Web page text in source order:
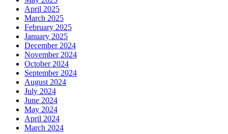
April 2025
March 2025
February 2025
January 2025
December 2024
November 2024
October 2024
September 2024
August 2024
July 2024
June 2024
May 2024
April 2024
March 2024